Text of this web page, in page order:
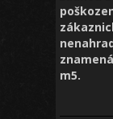
m5.